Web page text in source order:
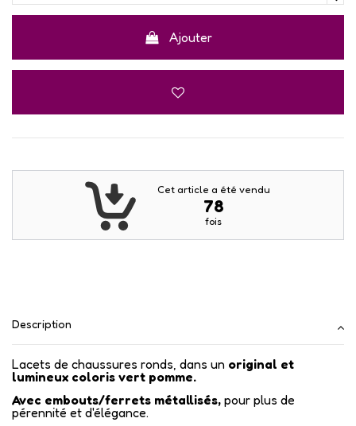
Ajouter
Cet article a été vendu
78
fois
Description
Lacets de chaussures ronds, dans un original et
lumineux coloris vert pomme.
Avec embouts/ferrets métallisés, pour plus de
pérennité et d'élégance.